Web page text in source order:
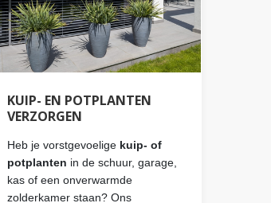
KUIP- EN POTPLANTEN
VERZORGEN
Heb je vorstgevoelige kuip- of
potplanten in de schuur, garage,
kas of een onverwarmde
zolderkamer staan? Ons